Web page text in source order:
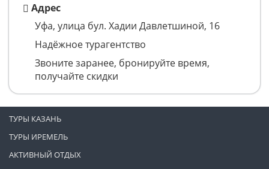
Адрес
Уфа, улица бул. Хадии Давлетшиной, 16
Надёжное турагентство
Звоните заранее, бронируйте время,
получайте скидки
ТУРЫ КАЗАНЬ
ТУРЫ ИРЕМЕЛЬ
АКТИВНЫЙ ОТДЫХ